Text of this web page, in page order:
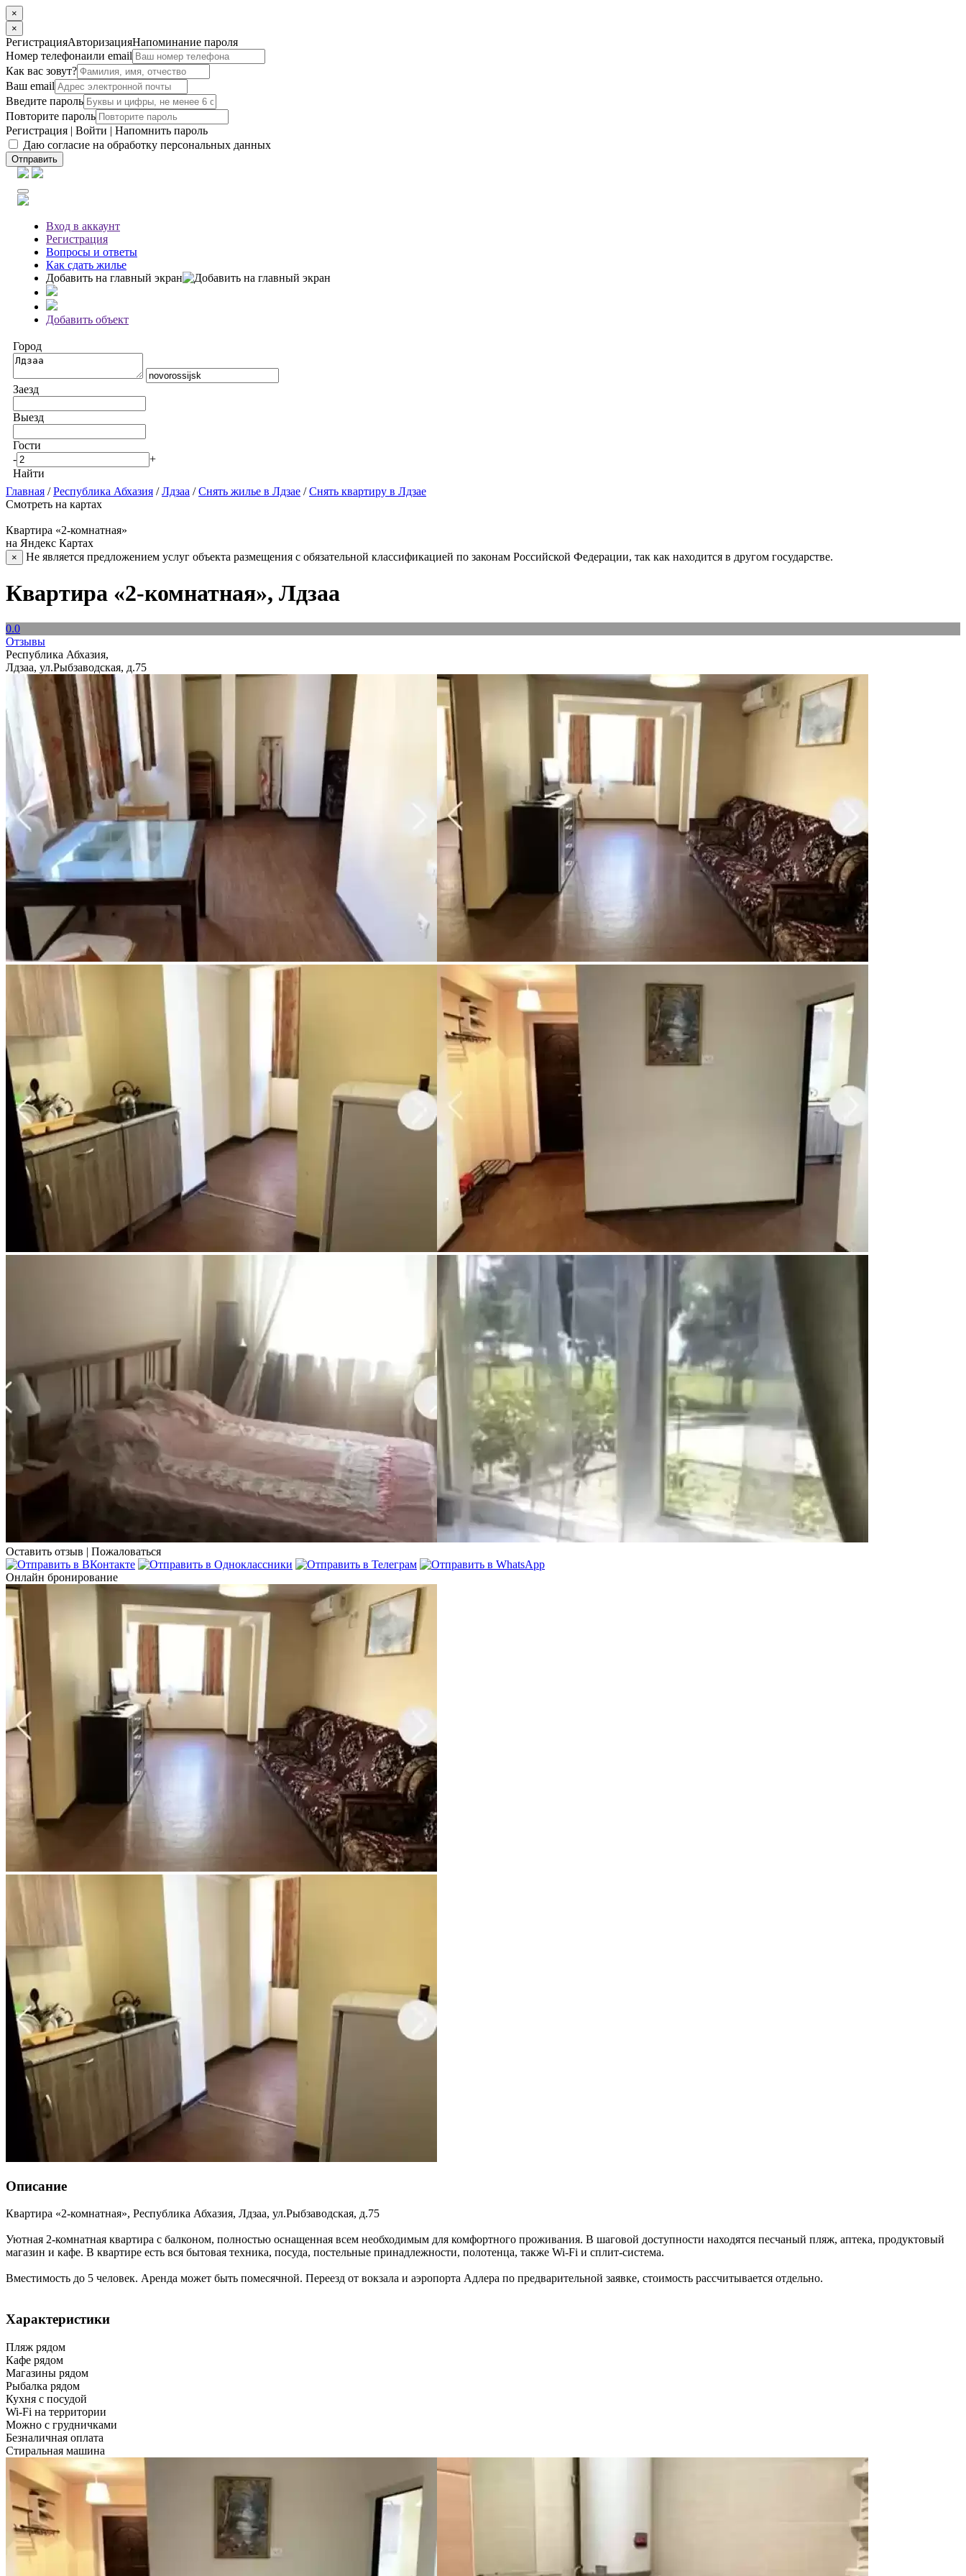
×
×
РегистрацияАвторизацияНапоминание пароля
Номер телефонаили email
Как вас зовут?
Ваш email
Введите пароль
Повторите пароль
Регистрация | Войти | Напомнить пароль
Даю согласие на обработку персональных данных
Отправить
Вход в аккаунт
Регистрация
Вопросы и ответы
Как сдать жилье
Добавить на главный экран
Добавить объект
Город
Заезд
Выезд
Гости
-
+
Найти
Главная /Республика Абхазия /Лдзаа /Снять жилье в Лдзае /Снять квартиру в Лдзае
Смотреть на картах
Квартира «2-комнатная»
на Яндекс Картах
× Не является предложением услуг объекта размещения с обязательной классификацией по законам Российской Федерации, так как находится в другом государстве.
Квартира «2-комнатная», Лдзаа
0.0
Отзывы
Республика Абхазия,
Лдзаа, ул.Рыбзаводская, д.75
Оставить отзыв | Пожаловаться
Онлайн бронирование
Описание
Квартира «2-комнатная», Республика Абхазия, Лдзаа, ул.Рыбзаводская, д.75
Уютная 2-комнатная квартира с балконом, полностью оснащенная всем необходимым для комфортного проживания. В шаговой доступности находятся песчаный пляж, аптека, продуктовый
магазин и кафе. В квартире есть вся бытовая техника, посуда, постельные принадлежности, полотенца, также Wi-Fi и сплит-система.
Вместимость до 5 человек. Аренда может быть помесячной. Переезд от вокзала и аэропорта Адлера по предварительной заявке, стоимость рассчитывается отдельно.
Характеристики
Пляж рядом
Кафе рядом
Магазины рядом
Рыбалка рядом
Кухня с посудой
Wi-Fi на территории
Можно с грудничками
Безналичная оплата
Стиральная машина